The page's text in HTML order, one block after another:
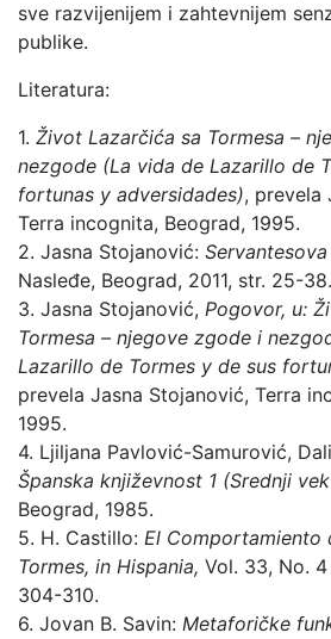
sve razvijenijem i zahtevnijem
publike.
Literatura:
1. Život Lazarčića sa Tormesa –
nezgode (La vida de Lazarillo de
fortunas y adversidades), prevela
Terra incognita, Beograd, 1995.
2. Jasna Stojanović:
Nasleđe, Beograd, 2011, str. 25-38.
3. Jasna Stojanović, Pogovor, u:
Tormesa – njegove zgode i
Lazarillo de Tormes y de sus
prevela Jasna Stojanović, Terra
1995.
4. Ljiljana Pavlović-Samurović,
Španska književnost 1 (Srednji
Beograd, 1985.
5. H. Castillo: El Comportamiento
Tormes, in Hispania, Vol. 33, No.
304-310.
6. Jovan B. Savin: Metaforičke